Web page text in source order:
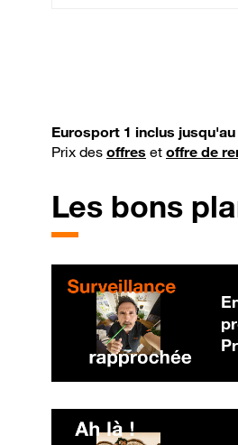
Eurosport 1 inclus
Prix des offres et offre de
Les bons